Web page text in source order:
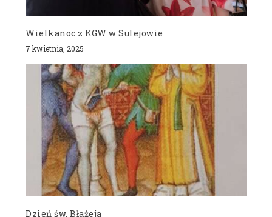
Wielkanoc z KGW w Sulejowie
7 kwietnia, 2025
Dzień św. Błażeja